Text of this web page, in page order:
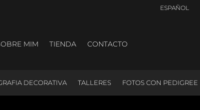
ESPAÑOL
MIM TIENDA CONTACTO
DECORATIVA TALLERES FOTOS CON PEDIGREE